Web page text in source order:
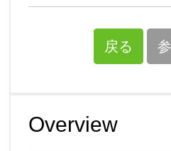
戻る
Overview